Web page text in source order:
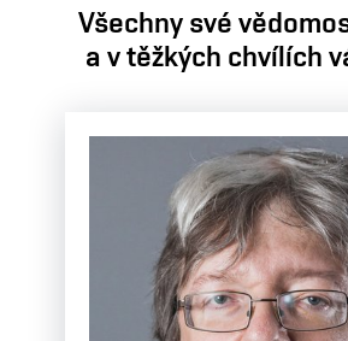
Všechny své
a v těžkých chvílích